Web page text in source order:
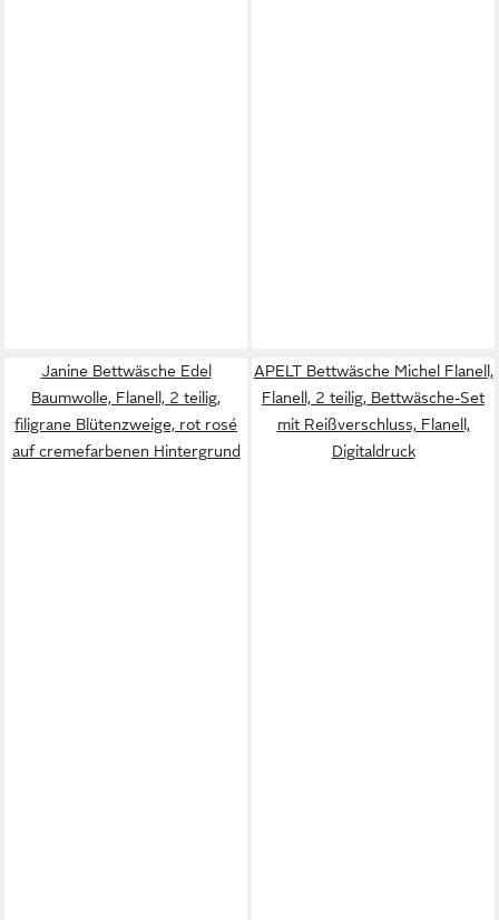
Janine Bettwäsche Edel
Baumwolle, Flanell, 2 teilig,
filigrane Blütenzweige, rot rosé
auf cremefarbenen Hintergrund
APELT Bettwäsche Michel Flanell,
Flanell, 2 teilig, Bettwäsche-Set
mit Reißverschluss, Flanell,
Digitaldruck